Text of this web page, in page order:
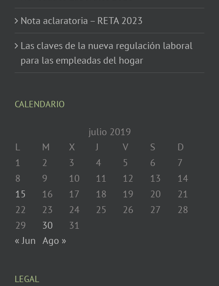
Nota aclaratoria – RETA 2023
Las claves de la nueva regulación laboral
para las empleadas del hogar
CALENDARIO
julio 2019
L
M X J V S
D
1
2 3 4 5 6
7
8
9 10 11 12 13
14
15
16 17 18 19 20
21
22
23 24 25 26 27
28
29
30
31
« Jun Ago »
LEGAL